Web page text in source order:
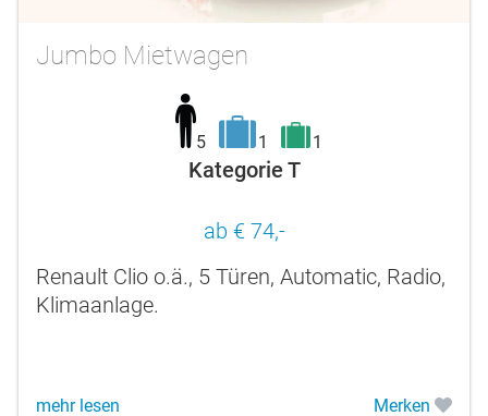
Jumbo Mietwagen
5 1 1
Kategorie T
ab € 74,-
Renault Clio o.ä., 5 Türen, Automatic, Radio,
Klimaanlage.
mehr lesen Merken